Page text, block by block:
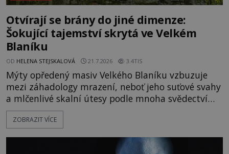
Otvírají se brány do jiné dimenze:
Šokující tajemství skrytá ve Velkém
Blaníku
OD HELENA STEJSKALOVÁ 21.7.2026 3.4TIS
Mýty opředený masiv Velkého Blaníku vzbuzuje
mezi záhadology mrazení, neboť jeho suťové svahy
a mlčenlivé skalní útesy podle mnoha svědectví
fungují jako anomální zóny, kde selhává lidské
vnímání času i prostoru. Geologické anomálie hory
badatelé zde odkrývají indicie, které propojují
ZOBRAZIT VÍCE